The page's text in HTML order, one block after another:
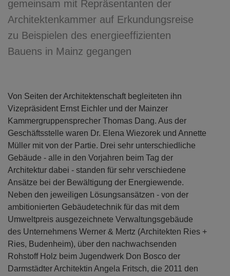
gemeinsam mit Repräsentanten der
Architektenkammer auf Erkundungsreise
zu Beispielen des energieeffizienten
Bauens in Mainz gegangen
Von Seiten der Architektenschaft begleiteten ihn
Vizepräsident Ernst Eichler und der Mainzer
Kammergruppensprecher Thomas Dang. Aus der
Geschäftsstelle waren Dr. Elena Wiezorek und Annette
Müller mit von der Partie. Drei sehr unterschiedliche
Gebäude - alle in den Vorjahren beim Tag der
Architektur dabei - standen für sehr verschiedene
Ansätze bei der Bewältigung der Energiewende.
Neben den jeweiligen Lösungsansätzen - von der
ambitionierten Gebäudetechnik für das mit dem
Umweltpreis ausgezeichnete Verwaltungsgebäude
des Unternehmens Werner & Mertz (Architekten Ries +
Ries, Budenheim), über den nachwachsenden
Rohstoff Holz beim Jugendwerk Don Bosco der
Darmstädter Architektin Angela Fritsch, die 2011 den